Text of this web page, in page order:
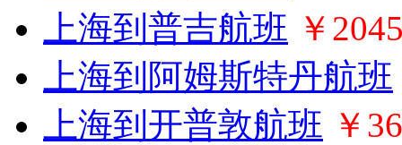
上海到普吉航班 ￥
上海到阿姆斯特丹航班
上海到开普敦航班 ￥